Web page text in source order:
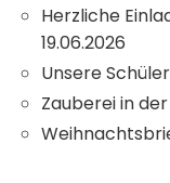
Herzliche
19.06.2026
Unsere
Zauberei in